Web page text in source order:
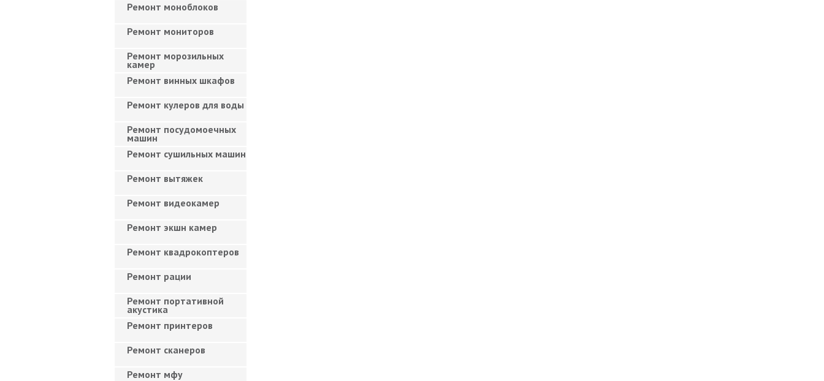
Ремонт моноблоков
Ремонт мониторов
Ремонт морозильных
камер
Ремонт винных шкафов
Ремонт кулеров для воды
Ремонт посудомоечных
машин
Ремонт сушильных машин
Ремонт вытяжек
Ремонт видеокамер
Ремонт экшн камер
Ремонт квадрокоптеров
Ремонт рации
Ремонт портативной
акустика
Ремонт принтеров
Ремонт сканеров
Ремонт мфу